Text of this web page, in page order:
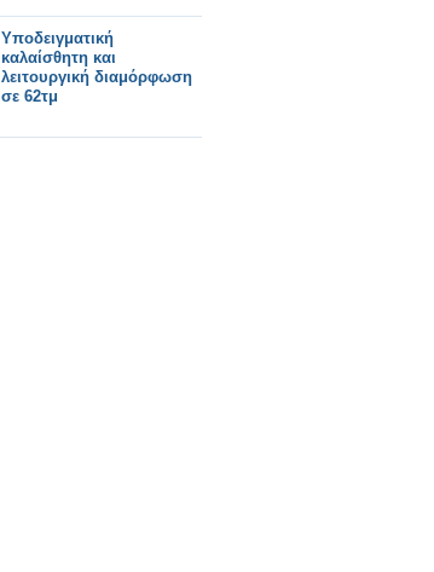
Υποδειγματική
καλαίσθητη και
λειτουργική διαμόρφωση
σε 62τμ